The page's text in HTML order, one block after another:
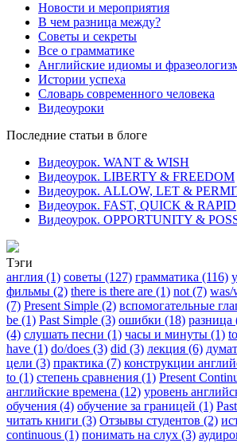
Новости и мероприятия
В чем разница между?
Советы и секреты
Все о грамматике
Английские идиомы и
Истории успеха
Словарь современного человека
Видеоуроки
Последние статьи в блоге
Видеоурок. WANT & WISH
Видеоурок. LIBERTY & FREEDOM
Видеоурок. ALLOW, LET &
Видеоурок. FAST, QUICK & RAPID
Видеоурок. OPPORTUNITY &
Тэги
англия (1) советы (127) грамматика (116)
фильмы (2) there is there are (1) not (7) was/
(7) Present Simple (2) вспомогательные
be (1) Past Simple (3) ошибки (18) разница
(4) слушать песни (1) часы и минуты (1)
have (1) do/does (3) did (3) лекция (6)
цели (3) практика (7) конструкции
to (1) степень сравнения (1) Present
английские времена (12) уровень
обучения (4) обучение за границей (1)
читать книги (3) Отзывы студентов (2)
continuous (1) понимать на слух (3)